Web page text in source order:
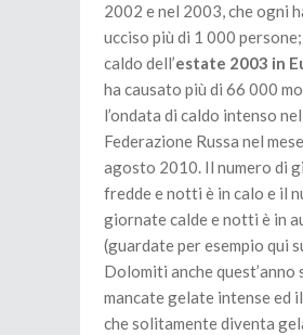
2002 e nel 2003, che ogni
ucciso più di 1 000 persone;
caldo dell’estate 2003 in
ha causato più di 66 000
l’ondata di caldo intenso
Federazione Russa nel
agosto 2010. Il numero di
fredde e notti è in calo e il
giornate calde e notti è in
(guardate per esempio qui
Dolomiti anche quest’anno
mancate gelate intense ed
che solitamente diventa